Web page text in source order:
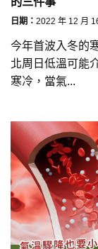
日期： 2022 年 12 月
今年首波入冬的
北周日低溫可能
寒冷，當氣...